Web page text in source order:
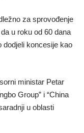
za sprovođenje
u roku od 60 dana
dodjeli koncesije kao
ministar Petar
Group” i “China
u oblasti